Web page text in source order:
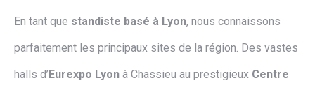
En tant que standiste basé à Lyon, nous connaissons
parfaitement les principaux sites de la région. Des vastes
halls d’Eurexpo Lyon à Chassieu au prestigieux Centre